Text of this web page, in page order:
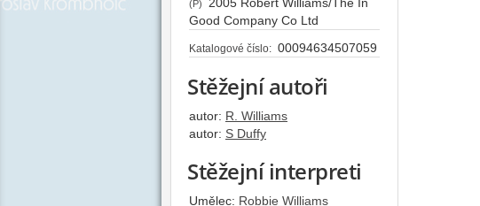
(P)
Good Company Co Ltd
Katalogové číslo: 00094634507059
Stěžejní autoři
autor: R. Williams
autor: S Duffy
Stěžejní interpreti
Umělec: Robbie Williams